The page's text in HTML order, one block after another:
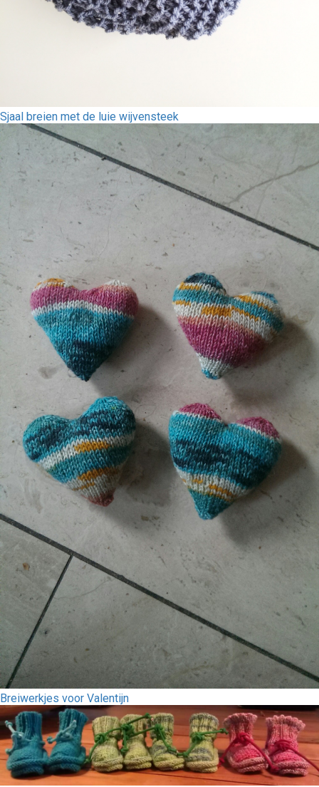
Sjaal breien met de luie wijvensteek
Breiwerkjes voor Valentijn